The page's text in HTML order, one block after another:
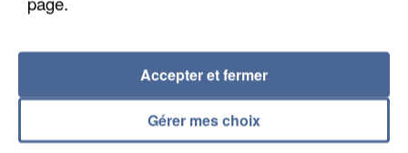
LES FRANÇAIS, FANS DE LA FLEMME
Gérer mes choix
Accepter et fermer